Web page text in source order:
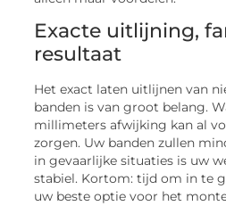
Exacte uitlijning,
resultaat
Het exact laten uitlijnen van
banden is van groot belang.
millimeters afwijking kan al
zorgen. Uw banden zullen
in gevaarlijke situaties is uw
stabiel. Kortom: tijd om in te
uw beste optie voor het